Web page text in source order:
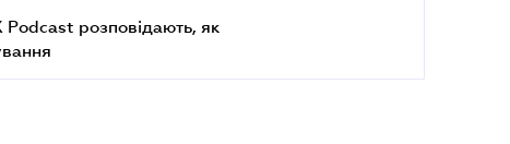
розповідають, як